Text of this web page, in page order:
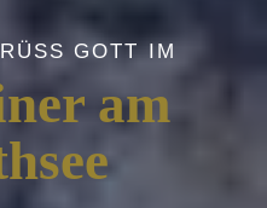
GOTT IM
am